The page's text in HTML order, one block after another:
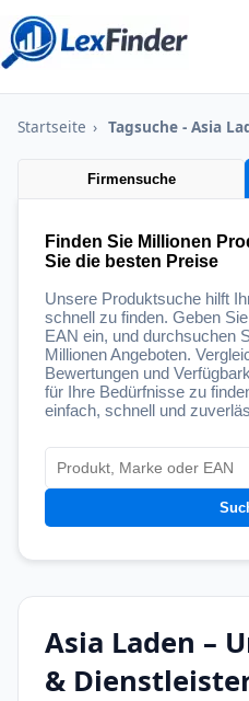
Startseite › Tagsuche - Asia
Firmensuche
Finden Sie Millionen
Sie die besten Preise
Unsere Produktsuche hilft
schnell zu finden. Geben
EAN ein, und durchsuchen
Millionen Angeboten.
Bewertungen und
für Ihre Bedürfnisse zu
einfach, schnell und
Asia Laden –
&